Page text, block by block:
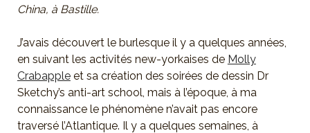
China, à Bastille.
J’avais découvert le burlesque il y a quelques années,
en suivant les activités new-yorkaises de Molly
Crabappleet sa création des soirées de dessin Dr
Sketchy’s anti-art school, mais à l’époque, à ma
connaissance le phénomène n’avait pas encore
traversé l’Atlantique. Il y a quelques semaines, à